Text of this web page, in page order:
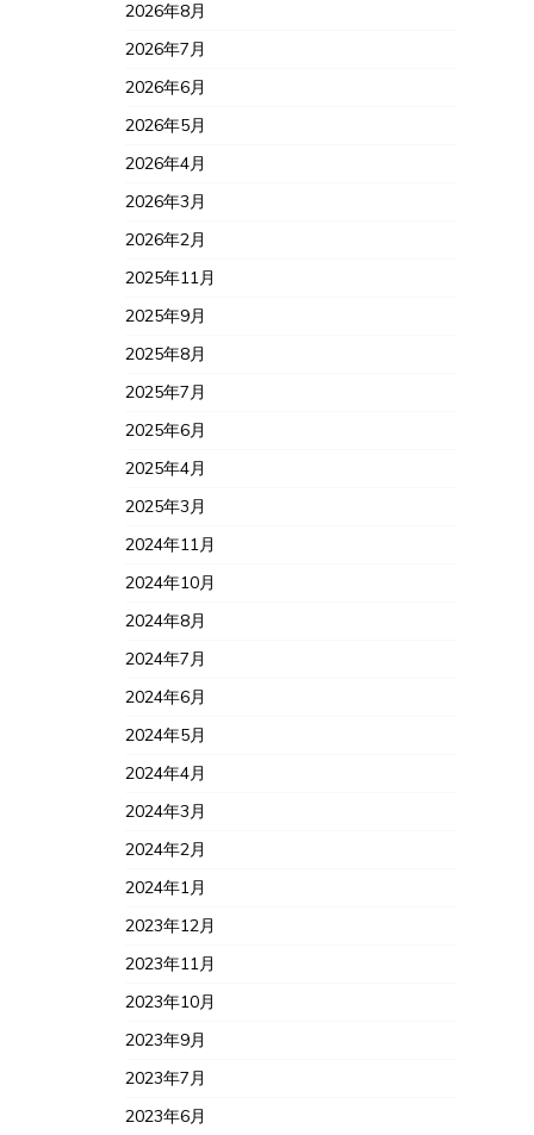
2026年8月
2026年7月
2026年6月
2026年5月
2026年4月
2026年3月
2026年2月
2025年11月
2025年9月
2025年8月
2025年7月
2025年6月
2025年4月
2025年3月
2024年11月
2024年10月
2024年8月
2024年7月
2024年6月
2024年5月
2024年4月
2024年3月
2024年2月
2024年1月
2023年12月
2023年11月
2023年10月
2023年9月
2023年7月
2023年6月